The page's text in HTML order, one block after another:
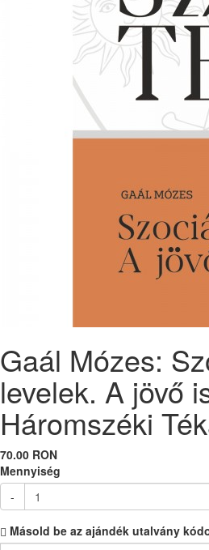
Gaál Mózes:
levelek. A jövő
Háromszéki
70.00 RON
Mennyiség
-
Másold be az ajándék utalvány